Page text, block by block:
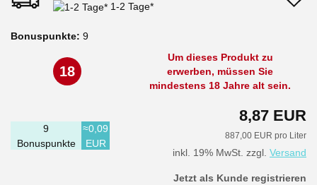
1-2 Tage*
Bonuspunkte: 9
18
Um dieses Produkt zu
erwerben, müssen Sie
mindestens 18 Jahre alt sein.
8,87 EUR
887,00 EUR pro Liter
inkl. 19% MwSt. zzgl. Versand
9
Bonuspunkte
≈0,09
EUR
Jetzt als Kunde registrieren